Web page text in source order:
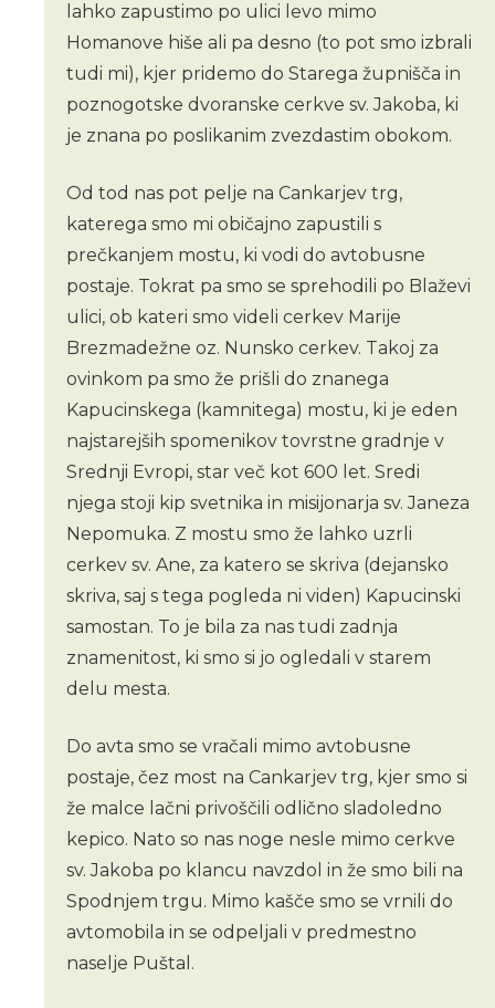
lahko zapustimo po ulici levo mimo
Homanove hiše ali pa desno (to pot smo izbrali
tudi mi), kjer pridemo do Starega župnišča in
poznogotske dvoranske cerkve sv. Jakoba, ki
je znana po poslikanim zvezdastim obokom.
Od tod nas pot pelje na Cankarjev trg,
katerega smo mi običajno zapustili s
prečkanjem mostu, ki vodi do avtobusne
postaje. Tokrat pa smo se sprehodili po Blaževi
ulici, ob kateri smo videli cerkev Marije
Brezmadežne oz. Nunsko cerkev. Takoj za
ovinkom pa smo že prišli do znanega
Kapucinskega (kamnitega) mostu, ki je eden
najstarejših spomenikov tovrstne gradnje v
Srednji Evropi, star več kot 600 let. Sredi
njega stoji kip svetnika in misijonarja sv. Janeza
Nepomuka. Z mostu smo že lahko uzrli
cerkev sv. Ane, za katero se skriva (dejansko
skriva, saj s tega pogleda ni viden) Kapucinski
samostan. To je bila za nas tudi zadnja
znamenitost, ki smo si jo ogledali v starem
delu mesta.
Do avta smo se vračali mimo avtobusne
postaje, čez most na Cankarjev trg, kjer smo si
že malce lačni privoščili odlično sladoledno
kepico. Nato so nas noge nesle mimo cerkve
sv. Jakoba po klancu navzdol in že smo bili na
Spodnjem trgu. Mimo kašče smo se vrnili do
avtomobila in se odpeljali v predmestno
naselje Puštal.